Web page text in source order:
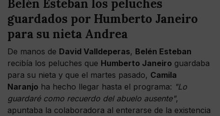
Belén Esteban los peluches
guardados por Humberto Janeiro
para su nieta Andrea
De manos de David Valldeperas, Belén Esteban
recibía los peluches que Humberto Janeiro guardaba
para su nieta y que el martes pasado, Camila
Naranjo ha hecho llegar hasta el programa: "Lo
guardaré como recuerdo del abuelo ausente",
apuntaba la colaboradora al enterarse de la existencia